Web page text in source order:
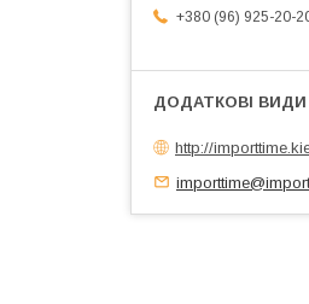
+380 (96) 925-20-
http://